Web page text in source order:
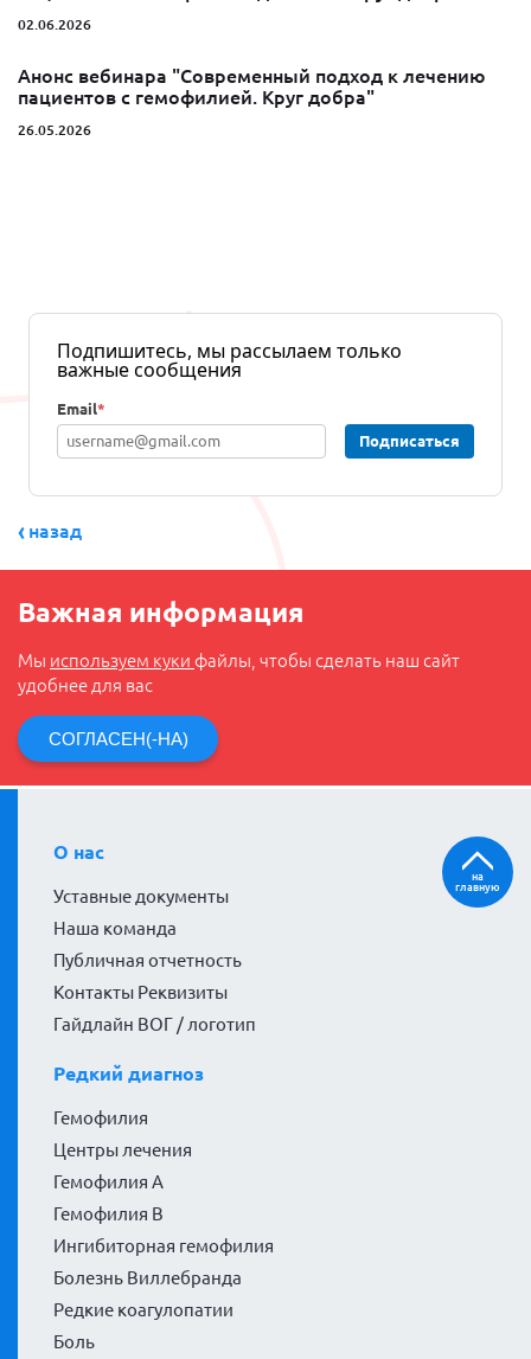
02.06.2026
Анонс вебинара "Современный подход к лечению
пациентов с гемофилией. Круг добра"
26.05.2026
Подпишитесь, мы рассылаем только
важные сообщения
Email*
Подписаться
назад
Важная информация
Мы используем куки файлы, чтобы сделать наш сайт
удобнее для вас
СОГЛАСЕН(-НА)
О нас
Уставные документы
Наша команда
Публичная отчетность
Контакты Реквизиты
Гайдлайн ВОГ / логотип
Редкий диагноз
Гемофилия
Центры лечения
Гемофилия А
Гемофилия В
Ингибиторная гемофилия
Болезнь Виллебранда
Редкие коагулопатии
Боль
на
главную